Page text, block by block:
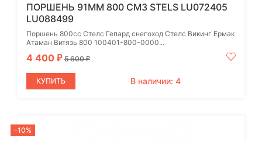
ПОРШЕНЬ 91ММ 800 СМ3 STELS LU072405
LU088499
Поршень 800cc Стелс Гепард снегоход Стелс Викинг Ермак
Атаман Витязь 800 100401-800-0000...
4 400 ₽ 5 600₽
КУПИТЬ В наличии: 4
-10%